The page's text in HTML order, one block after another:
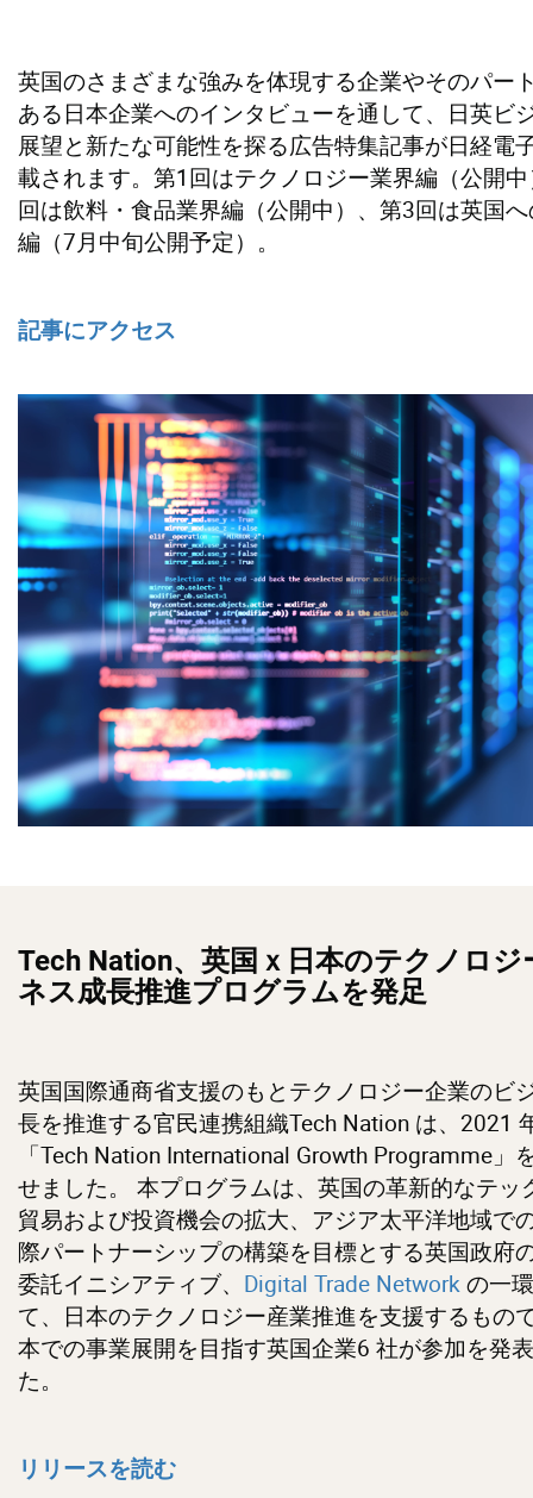
英国のさまざまな強みを体現する企業やそのパー
ある日本企業へのインタビューを通して、日英ビ
展望と新たな可能性を探る広告特集記事が日経電
載されます。第1回はテクノロジー業界編（公開
回は飲料・食品業界編（公開中）、第3回は英国
編（7月中旬公開予定）。
記事にアクセス
Tech Nation、英国ｘ日本のテクノロジ
ネス成長推進プログラムを発足
英国国際通商省支援のもとテクノロジー企業のビ
長を推進する官民連携組織Tech Nation は、2021
「Tech Nation International Growth Programme」
せました。 本プログラムは、英国の革新的なテッ
貿易および投資機会の拡大、アジア太平洋地域で
際パートナーシップの構築を目標とする英国政府
委託イニシアティブ、 Digital Trade Networkの一
て、日本のテクノロジー産業推進を支援するもの
本での事業展開を目指す英国企業6 社が参加を発
た。
リリースを読む